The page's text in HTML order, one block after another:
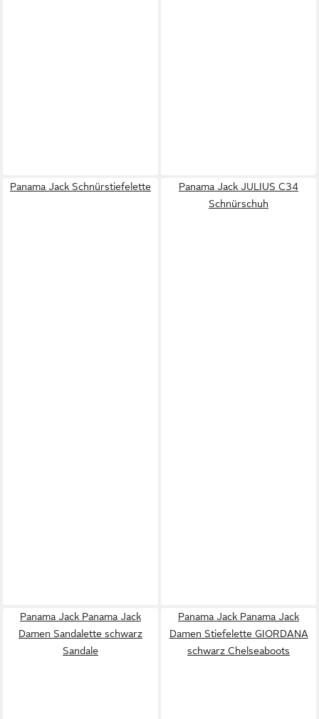
Panama Jack Schnürstiefelette
Panama Jack JULIUS C34
Schnürschuh
Panama Jack Panama Jack
Damen Sandalette schwarz
Sandale
Panama Jack Panama Jack
Damen Stiefelette GIORDANA
schwarz Chelseaboots